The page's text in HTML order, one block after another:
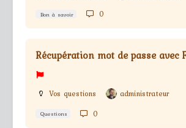
Bon à savoir 0
Récupération mot de passe avec
Vos questions administrateur
Questions 0